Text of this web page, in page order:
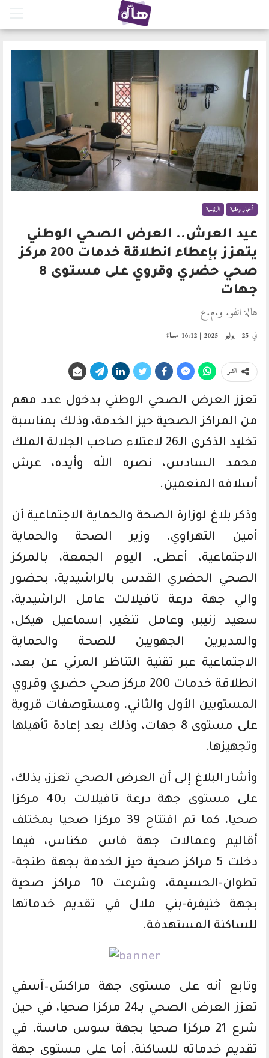
أخبار وطنية الرئيسية
عيد العرش.. العرض الصحي الوطني
يتعزز بإعطاء انطلاقة خدمات 200 مركز
صحي حضري وقروي على مستوى 8
جهات
هالة انفو. و.م.ع
في 25 - يوليو - 2025 | 16:12 مساءً
انشر
تعزز العرض الصحي الوطني بدخول عدد مهم
من المراكز الصحية حيز الخدمة، وذلك بمناسبة
تخليد الذكرى الـ26 لاعتلاء صاحب الجلالة الملك
محمد السادس، نصره الله وأيده، عرش
أسلافه المنعمين.
وذكر بلاغ لوزارة الصحة والحماية الاجتماعية أن
أمين التهراوي، وزير الصحة والحماية
الاجتماعية، أعطى، اليوم الجمعة، بالمركز
الصحي الحضري القدس بالراشيدية، بحضور
والي جهة درعة تافيلالت عامل الراشيدية،
سعيد زنيبر، وعامل تنغير، إسماعيل هيكل،
والمديرين الجهويين للصحة والحماية
الاجتماعية عبر تقنية التناظر المرئي عن بعد،
انطلاقة خدمات 200 مركز صحي حضري وقروي
المستويين الأول والثاني، ومستوصفات قروية
على مستوى 8 جهات، وذلك بعد إعادة تأهيلها
وتجهيزها.
وأشار البلاغ إلى أن العرض الصحي تعزز، بذلك،
على مستوى جهة درعة تافيلالت بـ40 مركزا
صحيا، كما تم افتتاح 39 مركزا صحيا بمختلف
أقاليم وعمالات جهة فاس مكناس، فيما
دخلت 5 مراكز صحية حيز الخدمة بجهة طنجة-
تطوان-الحسيمة، وشرعت 10 مراكز صحية
بجهة خنيفرة-بني ملال في تقديم خدماتها
للساكنة المستهدفة.
وتابع أنه على مستوى جهة مراكش–آسفي
تعزز العرض الصحي بـ24 مركزا صحيا، في حين
شرع 21 مركزا صحيا بجهة سوس ماسة، في
تقديم خدماته للساكنة. أما على مستوى جهة